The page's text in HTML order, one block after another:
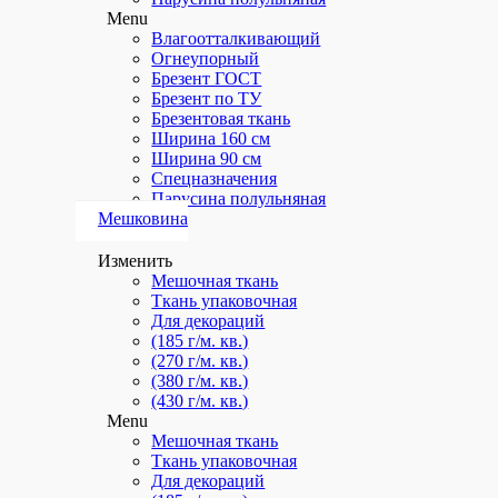
Для производств
Для автомоек
Для СТО
Прозрачные шторы
Полосовые шторы
Полосовые завесы
Menu
Для автомоек
Для СТО
Прозрачные шторы
Полосовые шторы
Полосовые завесы
Прозрачные шторы
Для беседок
Menu
Влагоотталкивающий
Огнеупорный
Брезент ГОСТ
Брезент по ТУ
Брезентовая ткань
Ширина 160 см
Ширина 90 см
Спецназначения
Парусина полульняная
Мешковина
Изменить
Мешочная ткань
Ткань упаковочная
Для декораций
(185 г/м. кв.)
(270 г/м. кв.)
(380 г/м. кв.)
(430 г/м. кв.)
Menu
Мешочная ткань
Ткань упаковочная
Для декораций